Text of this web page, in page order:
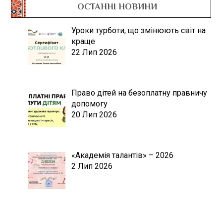
ОСТАННІ НОВИНИ
Уроки турботи, що змінюють світ на
краще
22 Лип 2026
Право дітей на безоплатну правничу
допомогу
20 Лип 2026
«Академія талантів» – 2026
2 Лип 2026